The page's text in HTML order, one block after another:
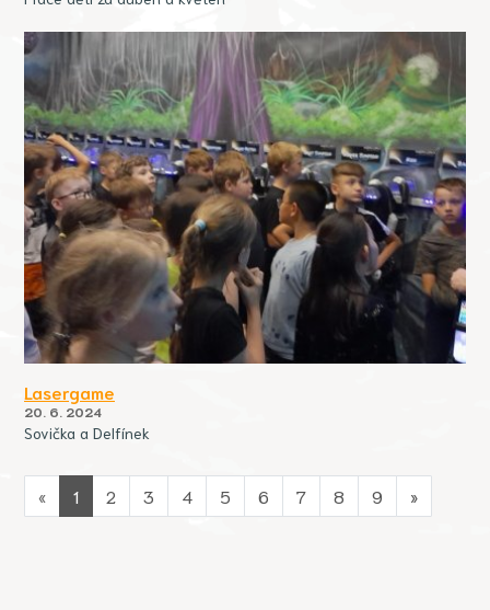
Lasergame
20. 6. 2024
Sovička a Delfínek
« 1 2 3 4 5 6 7 8 9 »